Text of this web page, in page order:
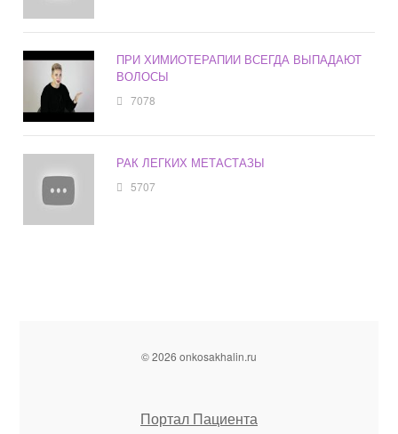
ПРИ ХИМИОТЕРАПИИ ВСЕГДА ВЫПАДАЮТ
ВОЛОСЫ
7078
РАК ЛЕГКИХ МЕТАСТАЗЫ
5707
© 2026 onkosakhalin.ru
Портал Пациента